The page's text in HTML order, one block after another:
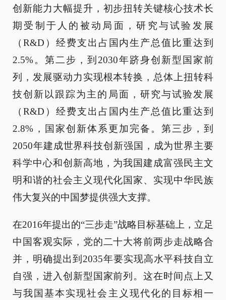
创新能力大幅提升，初步扭转关键核心技术长
期受制于人的被动局面，研究与试验发展
（R&D）经费支出占国内生产总值比重达到
2.5%。第二步，到2030年跻身创新型国家前
列，发展驱动力实现根本转换，总体上扭转科
技创新以跟踪为主的局面，研究与试验发展
（R&D）经费支出占国内生产总值比重达到
2.8%，国家创新体系更加完备。第三步，到
2050年建成世界科技创新强国，成为世界主要
科学中心和创新高地，为我国建成富强民主文
明和谐的社会主义现代化国家、实现中华民族
伟大复兴的中国梦提供强大支撑。
在2016年提出的“三步走”战略目标基础上，立足
中国客观实际，党的二十大将前两步走战略合
并，明确提出到2035年要实现高水平科技自立
自强，进入创新型国家前列。这在时间点上又
与我国基本实现社会主义现代化的目标相一